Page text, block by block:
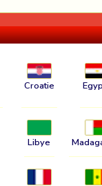
Croatie
Libye